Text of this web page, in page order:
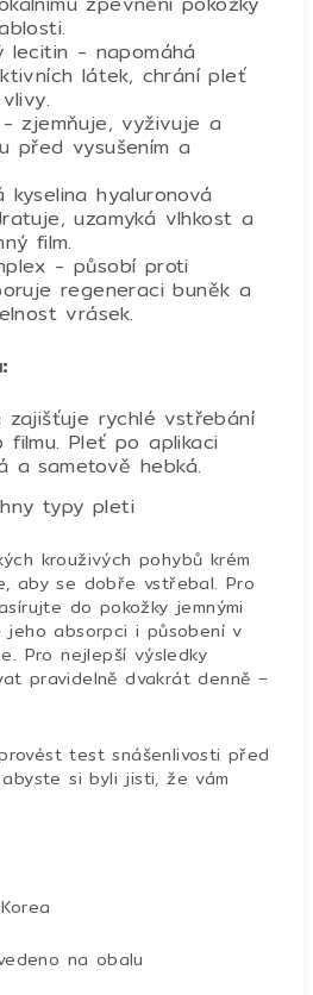
lecitin - napomáhá
látek, chrání pleť
zjemňuje, vyživuje a
před vysušením a
kyselina hyaluronová
uzamyká vlhkost a
film.
- působí proti
regeneraci buněk a
vrásek.
zajišťuje rychlé vstřebání
filmu. Pleť po aplikaci
a sametově hebká.
typy pleti
krouživých pohybů krém
aby se dobře vstřebal. Pro
do pokožky jemnými
absorpci i působení v
Pro nejlepší výsledky
pravidelně dvakrát denně –
test snášenlivosti před
si byli jisti, že vám
na obalu